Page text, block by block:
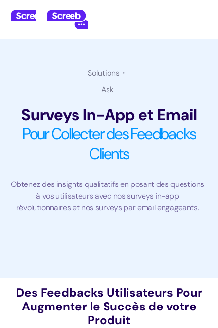
Solutions・
Ask
Surveys In-App et Email
Pour Collecter des Feedbacks
Clients
Obtenez des insights qualitatifs en posant des questions
à vos utilisateurs avec nos surveys in-app
révolutionnaires et nos surveys par email engageants.
Des Feedbacks Utilisateurs Pour
Augmenter le Succès de votre
Produit